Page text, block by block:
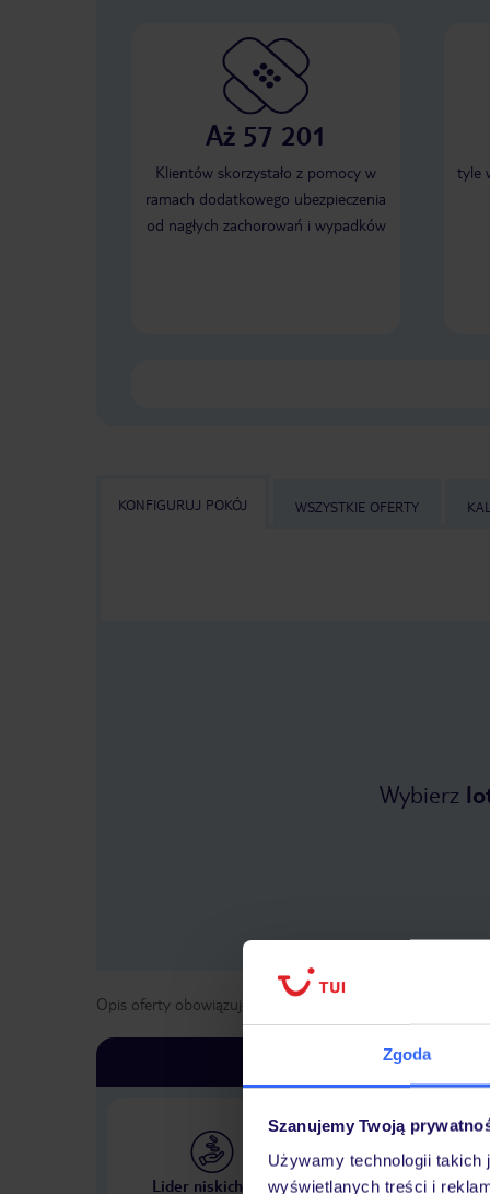
Zgoda
Szanujemy Twoją
Używamy technologii
wyświetlanych treści i
Aż 57 201
Klientów skorzystało z pomocy w
ramach dodatkowego ubezpieczenia
od nagłych zachorowań i wypadków
tyle
KONFIGURUJ POKÓJ WSZYSTKIE OFERTY
Wybierz
Opis oferty obowiązuje dla wyjazdów w terminie
Lider niskich cen
Największe biuro